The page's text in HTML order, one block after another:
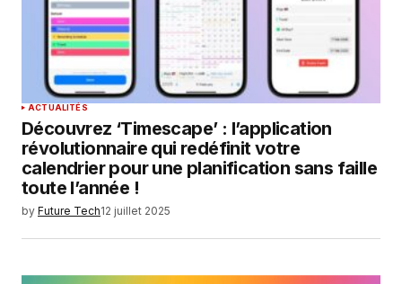
site dans le navigateur pour mon prochain
commentaire.
SUBMIT COMMENT
ACTUALITÉS
Découvrez ‘Timescape’ : l’application
révolutionnaire qui redéfinit votre
calendrier pour une planification sans faille
toute l’année !
by Future Tech12 juillet 2025